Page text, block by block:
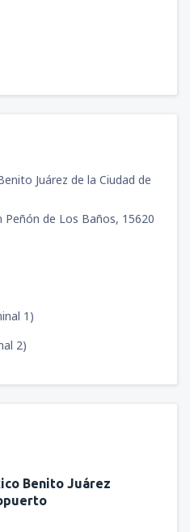
Juárez de la Ciudad de
de Los Baños, 15620
1)
2)
Benito Juárez